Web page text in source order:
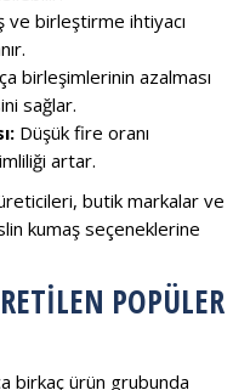
ve birleştirme ihtiyacı
birleşimlerinin azalması
sağlar.
Düşük fire oranı
artar.
butik markalar ve
kumaş seçeneklerine
POPÜLER
birkaç ürün grubunda